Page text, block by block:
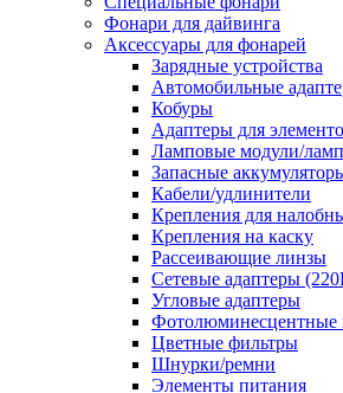
Фонари для дайвинга
Аксессуары для фонарей
Зарядные устройства
Автомобильные
Кобуры
Адаптеры для
Ламповые модули/
Запасные
Кабели/удлинители
Крепления для
Крепления на каску
Рассеивающие линзы
Сетевые адаптеры
Угловые адаптеры
Фотолюминесцентные
Цветные фильтры
Шнурки/ремни
Элементы питания